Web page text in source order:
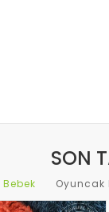
SON
Oyuncak